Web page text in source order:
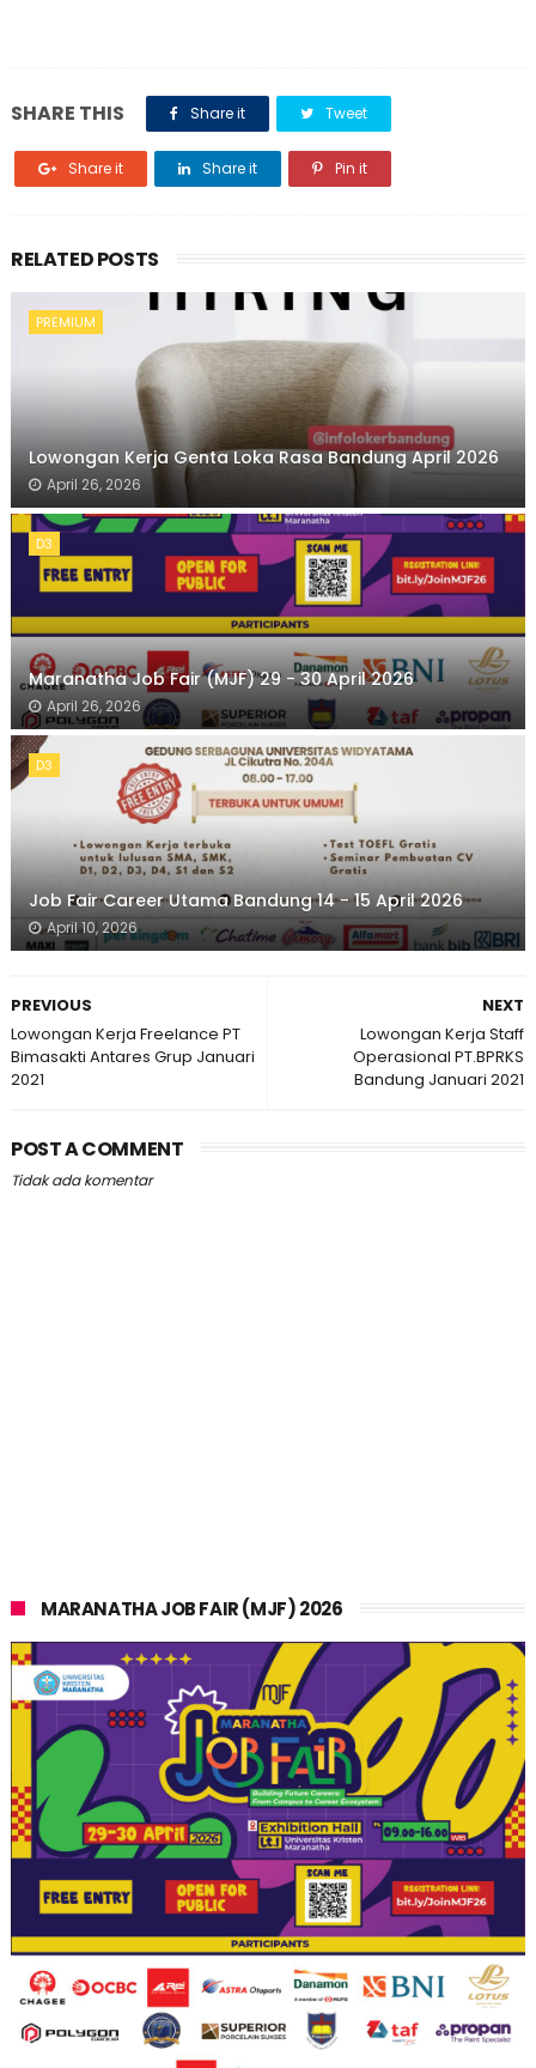
SHARE THIS Share it Tweet
Share it Share it Pin it
RELATED POSTS
PREMIUM
Lowongan Kerja Genta Loka Rasa Bandung April 2026
April 26, 2026
D3
Maranatha Job Fair (MJF) 29 - 30 April 2026
April 26, 2026
D3
Job Fair Career Utama Bandung 14 - 15 April 2026
April 10, 2026
NEXT
Lowongan Kerja Staff
Operasional PT.BPRKS
Bandung Januari 2021
PREVIOUS
Lowongan Kerja Freelance PT
Bimasakti Antares Grup Januari
2021
POST A COMMENT
Tidak ada komentar
MARANATHA JOB FAIR (MJF) 2026